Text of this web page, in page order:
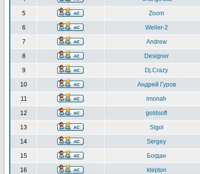
5 Zoom
6 Weller-2
7 Andrew
8 Designer
9 Dj.Crazy
10 Андрей Гуров
11 imonah
12 goldsoft
13 Sigol
14 Sergey
15 Богдан
16 klepton